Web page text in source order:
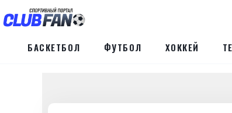
БАСКЕТБОЛ ФУТБОЛ ХОККЕЙ